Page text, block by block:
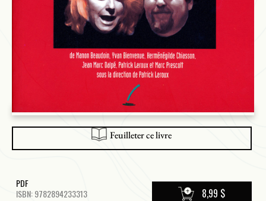
Feuilleter ce livre
PDF
ISBN: 9782894233313
8,99 $